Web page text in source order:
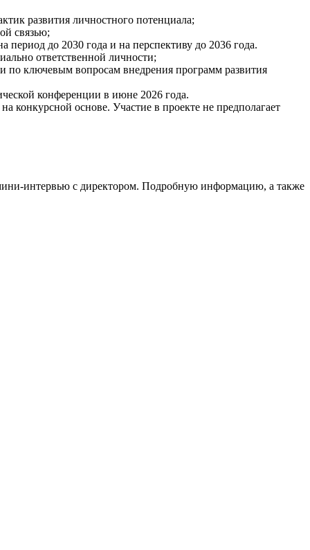
развития личностного потенциала;
связью;
до 2030 года и на перспективу до 2036 года.
ответственной личности;
по ключевым вопросам внедрения программ развития
конференции в июне 2026 года.
конкурсной основе. Участие в проекте не предполагает
интервью с директором. Подробную информацию, а также